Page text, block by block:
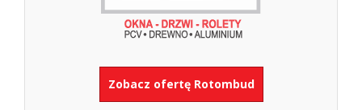
Zobacz ofertę Rotombud